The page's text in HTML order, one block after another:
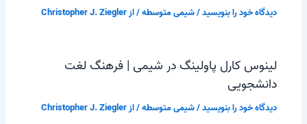
دیدگاه‌ خود را بنویسید/شیمی متوسطه/ ازChristopher J. Ziegler
لینوس کارل پاولینگ در شیمی | فرهنگ لغت
دانشجویی
دیدگاه‌ خود را بنویسید/شیمی متوسطه/ ازChristopher J. Ziegler